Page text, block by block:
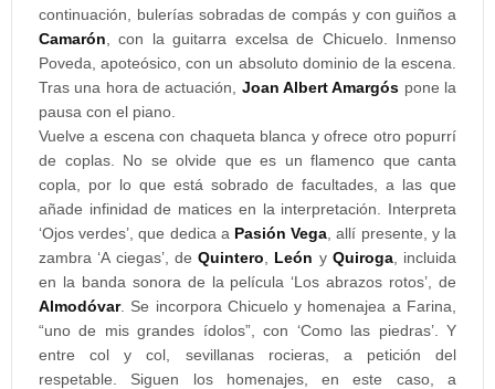
continuación, bulerías sobradas de compás y con guiños a
Camarón , con la guitarra excelsa de Chicuelo. Inmenso
Poveda, apoteósico, con un absoluto dominio de la escena.
Tras una hora de actuación, Joan Albert Amargós pone la
pausa con el piano.
Vuelve a escena con chaqueta blanca y ofrece otro popurrí
de coplas. No se olvide que es un flamenco que canta
copla, por lo que está sobrado de facultades, a las que
añade infinidad de matices en la interpretación. Interpreta
‘Ojos verdes’, que dedica a Pasión Vega , allí presente, y la
zambra ‘A ciegas’, de Quintero León y Quiroga, incluida
en la banda sonora de la película ‘Los abrazos rotos’, de
Almodóvar. Se incorpora Chicuelo y homenajea a Farina,
“uno de mis grandes ídolos”, con ‘Como las piedras’. Y
entre col y col, sevillanas rocieras, a petición del
respetable. Siguen los homenajes, en este caso, a